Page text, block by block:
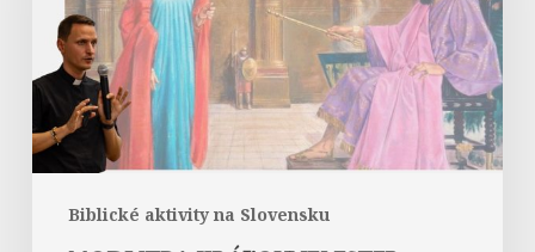
Biblické aktivity na Slovensku